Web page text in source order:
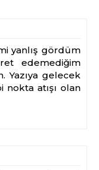
yanlış gördüm
edemediğim
Yazıya gelecek
atışı olan